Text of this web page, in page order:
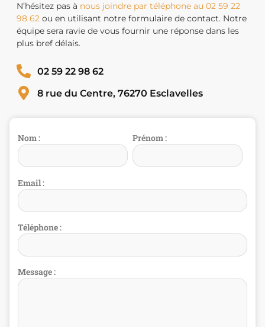
N’hésitez pas à nous joindre par téléphone au 02 59 22
98 62 ou en utilisant notre formulaire de contact. Notre
équipe sera ravie de vous fournir une réponse dans les
plus bref délais.
02 59 22 98 62
8 rue du Centre, 76270 Esclavelles
Nom : Prénom :
Email :
Téléphone :
Message :